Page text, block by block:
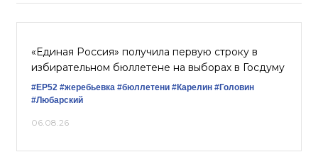
«Единая Россия» получила первую строку в
избирательном бюллетене на выборах в Госдуму
#ЕР52 #жеребьевка #бюллетени #Карелин #Головин
#Любарский
06.08.26